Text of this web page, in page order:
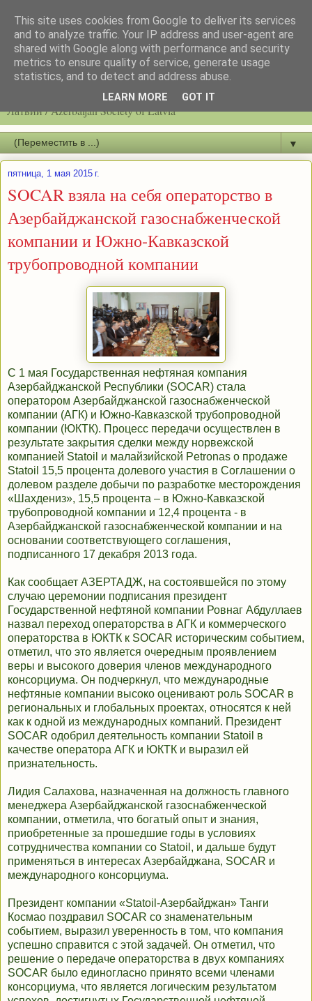
Latvijas azerbaidžāņu biedrību / Общество азербайджанцев
Латвии / Azerbaijan Society of Latvia
▼
пятница, 1 мая 2015 г.
SOCAR взяла на себя операторство в
Азербайджанской газоснабженческой
компании и Южно-Кавказской
трубопроводной компании
С 1 мая Государственная нефтяная компания
Азербайджанской Республики (SOCAR) стала
оператором Азербайджанской газоснабженческой
компании (АГК) и Южно-Кавказской трубопроводной
компании (ЮКТК). Процесс передачи осуществлен в
результате закрытия сделки между норвежской
компанией Statoil и малайзийской Petronas о продаже
Statoil 15,5 процента долевого участия в Cоглашении о
долевом разделе добычи по разработке месторождения
«Шахдениз», 15,5 процента – в Южно-Кавказской
трубопроводной компании и 12,4 процента - в
Азербайджанской газоснабженческой компании и на
основании соответствующего соглашения,
подписанного 17 декабря 2013 года.
Как сообщает АЗЕРТАДЖ, на состоявшейся по этому
случаю церемонии подписания президент
Государственной нефтяной компании Ровнаг Абдуллаев
назвал переход операторства в АГК и коммерческого
операторства в ЮКТК к SOCAR историческим событием,
отметил, что это является очередным проявлением
веры и высокого доверия членов международного
консорциума. Он подчеркнул, что международные
нефтяные компании высоко оценивают роль SOCAR в
региональных и глобальных проектах, относятся к ней
как к одной из международных компаний. Президент
SOCAR одобрил деятельность компании Statoil в
качестве оператора АГК и ЮКТК и выразил ей
признательность.
Лидия Салахова, назначенная на должность главного
менеджера Азербайджанской газоснабженческой
компании, отметила, что богатый опыт и знания,
приобретенные за прошедшие годы в условиях
сотрудничества компании со Statoil, и дальше будут
применяться в интересах Азербайджана, SOCAR и
международного консорциума.
Президент компании «Statoil-Aзербайджан» Танги
Космао поздравил SOCAR со знаменательным
событием, выразил уверенность в том, что компания
успешно справится с этой задачей. Он отметил, что
решение о передаче операторства в двух компаниях
SOCAR было единогласно принято всеми членами
консорциума, что является логическим результатом
This site uses cookies from Google to deliver its services
and to analyze traffic. Your IP address and user-agent are
shared with Google along with performance and security
metrics to ensure quality of service, generate usage
statistics, and to detect and address abuse.
LEARN MORE GOT IT